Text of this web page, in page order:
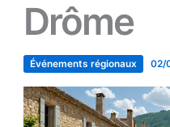
Drôme
Événements régionaux 02/